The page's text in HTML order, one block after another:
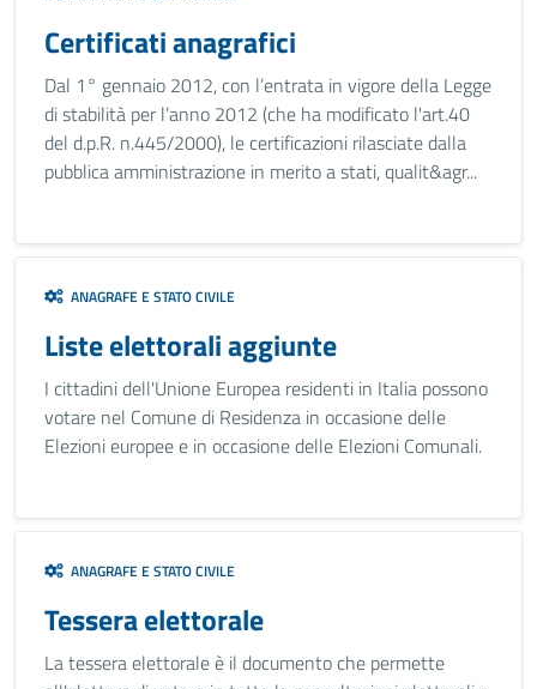
Certificati anagrafici
Dal 1° gennaio 2012, con l’entrata in vigore della Legge
di stabilità per l’anno 2012 (che ha modificato l'art.40
del d.p.R. n.445/2000), le certificazioni rilasciate dalla
pubblica amministrazione in merito a stati, qualit&agr...
ANAGRAFE E STATO CIVILE
Liste elettorali aggiunte
I cittadini dell'Unione Europea residenti in Italia possono
votare nel Comune di Residenza in occasione delle
Elezioni europee e in occasione delle Elezioni Comunali.
ANAGRAFE E STATO CIVILE
Tessera elettorale
La tessera elettorale è il documento che permette